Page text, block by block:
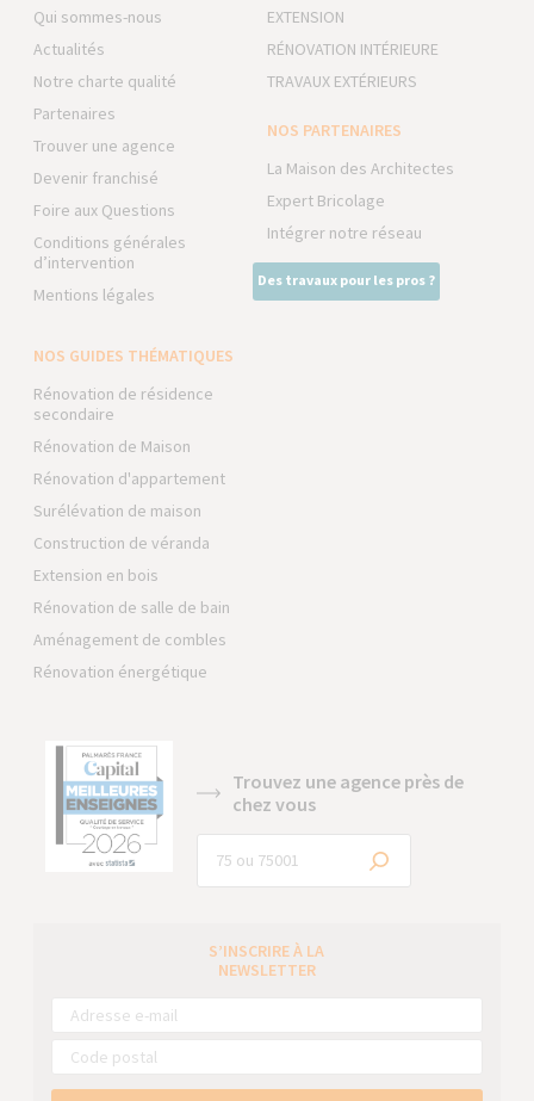
Qui sommes-nous
Actualités
Notre charte qualité
Partenaires
Trouver une agence
Devenir franchisé
Foire aux Questions
Conditions générales
d’intervention
Mentions légales
EXTENSION
RÉNOVATION INTÉRIEURE
TRAVAUX EXTÉRIEURS
NOS PARTENAIRES
La Maison des Architectes
Expert Bricolage
Intégrer notre réseau
Des travaux pour les pros ?
NOS GUIDES THÉMATIQUES
Rénovation de résidence
secondaire
Rénovation de Maison
Rénovation d'appartement
Surélévation de maison
Construction de véranda
Extension en bois
Rénovation de salle de bain
Aménagement de combles
Rénovation énergétique
Trouvez une agence près de
chez vous
S’INSCRIRE À LA
NEWSLETTER